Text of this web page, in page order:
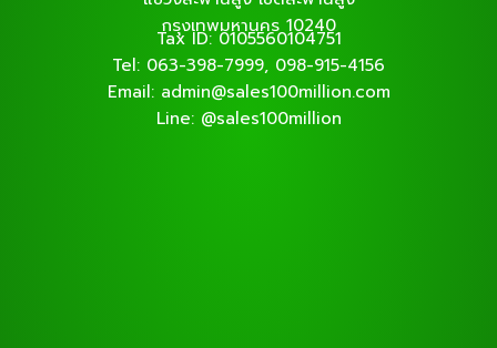
กรุงเทพมหานคร 10240
Tax ID: 0105560104751
Tel: 063-398-7999, 098-915-4156
Email: admin@sales100million.com
Line: @sales100million